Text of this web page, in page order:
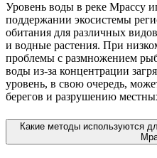
Уровень воды в реке Мрассу
поддержании экосистемы
обитания для различных
и водные растения. При
проблемы с размножением
воды из-за концентрации
уровень, в свою очередь,
берегов и разрушению
Какие методы используются